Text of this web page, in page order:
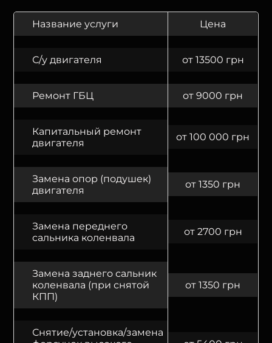
Название услуги Цена
С/у двигателя от 13500 грн
Ремонт ГБЦ от 9000 грн
Капитальный ремонт
двигателя
от 100 000 грн
Замена опор (подушек)
двигателя
от 1350 грн
Замена переднего
сальника коленвала
от 2700 грн
Замена заднего сальник
коленвала (при снятой
КПП)
от 1350 грн
Снятие/установка/замена